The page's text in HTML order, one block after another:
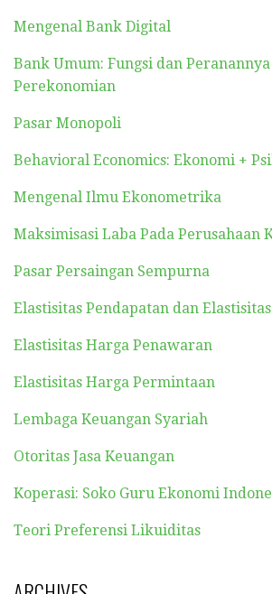
Mengenal Bank Digital
Bank Umum: Fungsi dan
Perekonomian
Pasar Monopoli
Behavioral Economics: Ekonomi +
Mengenal Ilmu Ekonometrika
Maksimisasi Laba Pada Perusahaan
Pasar Persaingan Sempurna
Elastisitas Pendapatan dan
Elastisitas Harga Penawaran
Elastisitas Harga Permintaan
Lembaga Keuangan Syariah
Otoritas Jasa Keuangan
Koperasi: Soko Guru Ekonomi
Teori Preferensi Likuiditas